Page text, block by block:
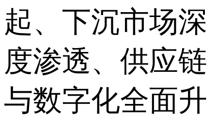
起、下沉市场深
度渗透、供应链
与数字化全面升